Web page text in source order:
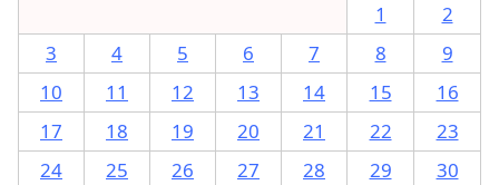
1
2
3
4 5 6 7 8
9
10
11 12 13 14 15
16
17
18 19 20 21 22
23
24
25 26 27 28 29
30